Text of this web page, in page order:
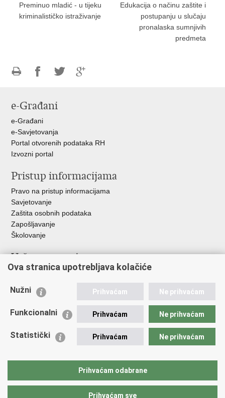
Preminuo mladić - u tijeku
kriminalističko istraživanje
Edukacija o načinu zaštite i
postupanju u slučaju
pronalaska sumnjivih
predmeta
FacebookuTwitteru
e-Građani
e-Građani
e-Savjetovanja
Portal otvorenih podataka RH
Izvozni portal
Pristup informacijama
Pravo na pristup informacijama
Savjetovanje
Zaštita osobnih podataka
Zapošljavanje
Školovanje
Važne poveznice
Ministarstvo unutarnjih poslova
Udruge
Policijska akademija
Zaklada policijske solidarnosti
Vučetić"
Ova stranica upotrebljava kolačiće
Nužni Prihvaćam Ne prihvaćam
Funkcionalni Prihvaćam Ne prihvaćam
Statistički Prihvaćam Ne prihvaćam
Prihvaćam odabrane
Prihvaćam sve